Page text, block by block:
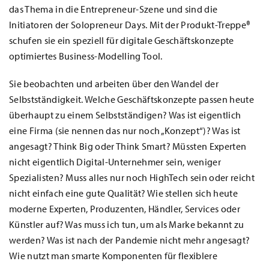
das Thema in die Entrepreneur-Szene und sind die
Initiatoren der Solopreneur Days. Mit der Produkt-Treppe®
schufen sie ein speziell für digitale Geschäftskonzepte
optimiertes Business-Modelling Tool.
Sie beobachten und arbeiten über den Wandel der
Selbstständigkeit. Welche Geschäftskonzepte passen heute
überhaupt zu einem Selbstständigen? Was ist eigentlich
eine Firma (sie nennen das nur noch „Konzept“)? Was ist
angesagt? Think Big oder Think Smart? Müssten Experten
nicht eigentlich Digital-Unternehmer sein, weniger
Spezialisten? Muss alles nur noch HighTech sein oder reicht
nicht einfach eine gute Qualität? Wie stellen sich heute
moderne Experten, Produzenten, Händler, Services oder
Künstler auf? Was muss ich tun, um als Marke bekannt zu
werden? Was ist nach der Pandemie nicht mehr angesagt?
Wie nutzt man smarte Komponenten für flexiblere